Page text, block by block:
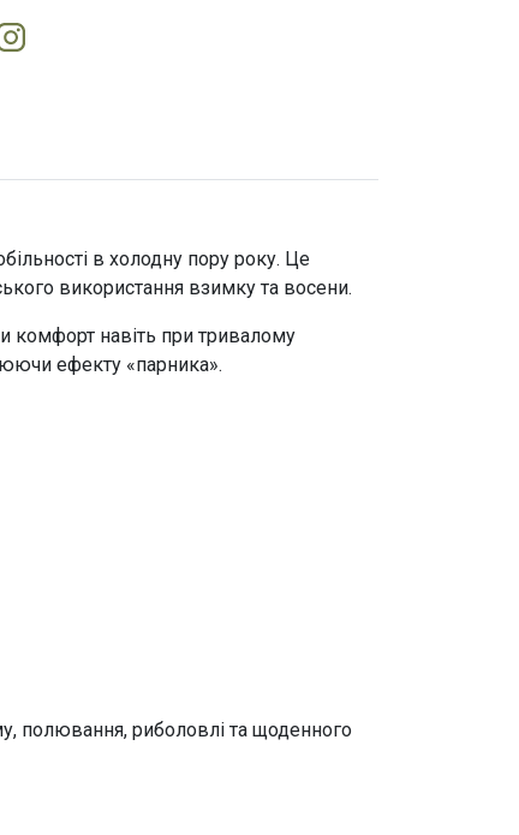
в холодну пору року. Це
використання взимку та восени.
комфорт навіть при тривалому
ефекту «парника».
полювання, риболовлі та щоденного